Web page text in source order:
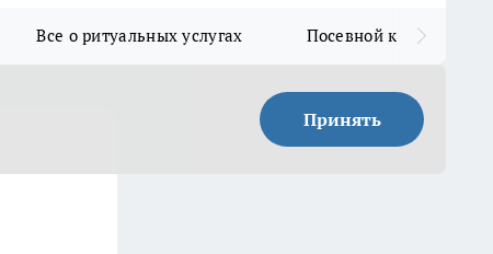
Все о ритуальных услугах Посевной календарь
Принять